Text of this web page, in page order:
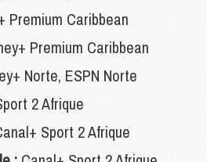
Premium Caribbean
Premium Caribbean
Norte, ESPN Norte
2 Afrique
Sport 2 Afrique